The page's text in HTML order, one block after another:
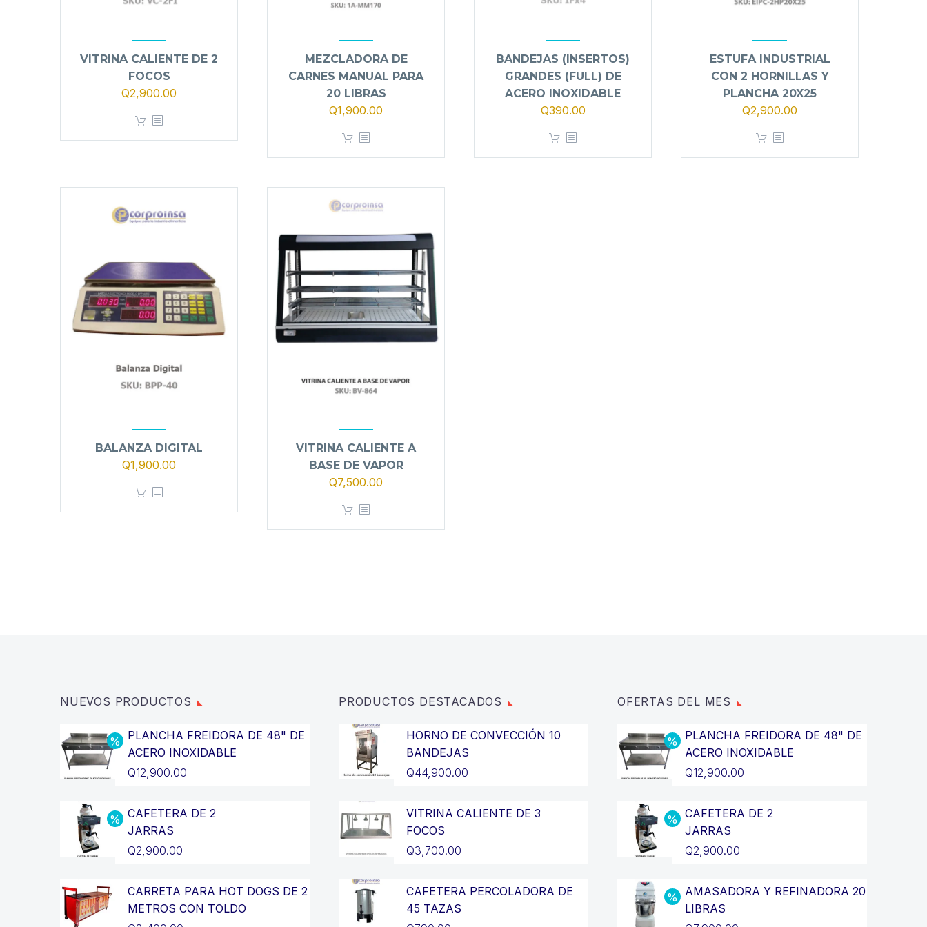
VITRINA CALIENTE DE 2
FOCOS
Q2,900.00
MEZCLADORA DE
CARNES MANUAL PARA
20 LIBRAS
Q1,900.00
BANDEJAS (INSERTOS)
GRANDES (FULL) DE
ACERO INOXIDABLE
Q390.00
ESTUFA INDUSTRIAL
CON 2 HORNILLAS Y
PLANCHA 20X25
Q2,900.00
BALANZA DIGITAL
Q1,900.00
VITRINA CALIENTE A
BASE DE VAPOR
Q7,500.00
NUEVOS PRODUCTOS
PLANCHA FREIDORA DE 48" DE
ACERO INOXIDABLE
El
original
era:
Q14,400.00.
Q12,900.00
precio
actual
es:
CAFETERA DE 2
JARRAS
El
original
era:
Q2,900.00
precio
actual
CARRETA PARA HOT DOGS DE 2
METROS CON TOLDO
PRODUCTOS DESTACADOS
HORNO DE CONVECCIÓN 10
BANDEJAS
Q44,900.00
VITRINA CALIENTE DE 3
FOCOS
Q3,700.00
CAFETERA PERCOLADORA DE
45 TAZAS
OFERTAS DEL MES
PLANCHA FREIDORA DE 48" DE
ACERO INOXIDABLE
El
original
era:
Q14,400.00.
Q12,900.00
precio
actual
es:
CAFETERA DE 2
JARRAS
El
original
era:
Q2,900.00
precio
actual
AMASADORA Y REFINADORA 20
LIBRAS